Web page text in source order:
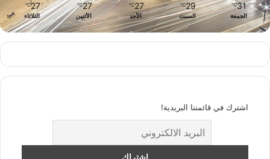
31
℃
الجمعة
29
℃
السبت
27
℃
الأحد
27
℃
الأثنين
27
℃
الثلاثاء
اشترك في قائمتنا البريدية!